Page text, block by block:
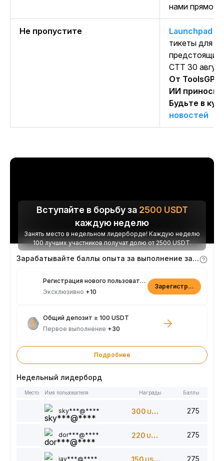
нами прямо
Не пропустите
Launchpad
тикеты для
предстоящий
CTT 30
От ToolsGPT
ИИ
Будьте в
новостей
Вступайте в борьбу за 2500 USDT
каждую неделю
Занять место в недельном лидерборде! Каждую неделю
100 лучших участников получат долю от 2500 USDT.
Зарабатывайте баллы опыта за выполнение заданий
Регистрация нового пользователя
Эксклюзивно +10
Зарегистрироваться
Общий депозит ≥ 100 USDT
Первое выполнение +30
Подробнее
Недельный лидерборд
Место Имя пользователя Награды Баллы
sky***@**** 300 USDT 275
dor***@**** 220 USDT 275
jay***@**** 150 275